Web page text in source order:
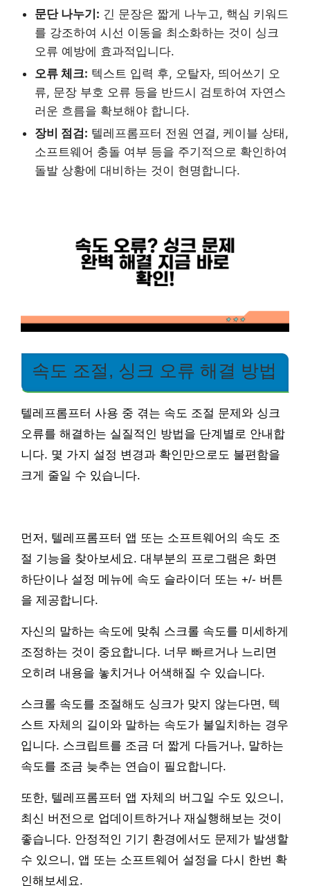
문단 나누기: 긴 문장은 짧게 나누고, 핵심 키워드
를 강조하여 시선 이동을 최소화하는 것이 싱크
오류 예방에 효과적입니다.
오류 체크: 텍스트 입력 후, 오탈자, 띄어쓰기 오
류, 문장 부호 오류 등을 반드시 검토하여 자연스
러운 흐름을 확보해야 합니다.
장비 점검: 텔레프롬프터 전원 연결, 케이블 상태,
소프트웨어 충돌 여부 등을 주기적으로 확인하여
돌발 상황에 대비하는 것이 현명합니다.
속도 조절, 싱크 오류 해결 방법
텔레프롬프터 사용 중 겪는 속도 조절 문제와 싱크
오류를 해결하는 실질적인 방법을 단계별로 안내합
니다. 몇 가지 설정 변경과 확인만으로도 불편함을
크게 줄일 수 있습니다.
먼저, 텔레프롬프터 앱 또는 소프트웨어의 속도 조
절 기능을 찾아보세요. 대부분의 프로그램은 화면
하단이나 설정 메뉴에 속도 슬라이더 또는 +/- 버튼
을 제공합니다.
자신의 말하는 속도에 맞춰 스크롤 속도를 미세하게
조정하는 것이 중요합니다. 너무 빠르거나 느리면
오히려 내용을 놓치거나 어색해질 수 있습니다.
스크롤 속도를 조절해도 싱크가 맞지 않는다면, 텍
스트 자체의 길이와 말하는 속도가 불일치하는 경우
입니다. 스크립트를 조금 더 짧게 다듬거나, 말하는
속도를 조금 늦추는 연습이 필요합니다.
또한, 텔레프롬프터 앱 자체의 버그일 수도 있으니,
최신 버전으로 업데이트하거나 재실행해보는 것이
좋습니다. 안정적인 기기 환경에서도 문제가 발생할
수 있으니, 앱 또는 소프트웨어 설정을 다시 한번 확
인해보세요.